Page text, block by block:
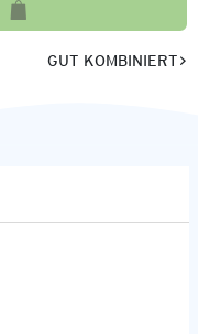
GUT KOMBINIERT